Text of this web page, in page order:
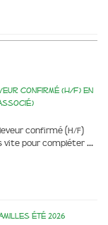
confirmé (H/F) en
confirmé (H/F)
vite pour compléter …
été 2026